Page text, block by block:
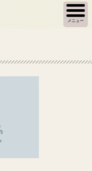
メニュー